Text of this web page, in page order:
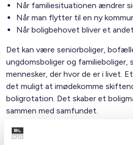
Når familiesituationen ændrer
Når man flytter til en ny
Når boligbehovet bliver et
Det kan være seniorboliger,
ungdomsboliger og familieboliger,
mennesker, der hvor de er i livet.
det muligt at imødekomme
boligrotation. Det skaber et
sammen med samfundet.
Familietyper i de almene